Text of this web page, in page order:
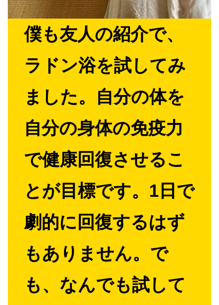
僕も友人の紹介で、
ラドン浴を試してみ
ました。自分の体を
自分の身体の免疫力
で健康回復させるこ
とが目標です。1日で
劇的に回復するはず
もありません。で
も、なんでも試して